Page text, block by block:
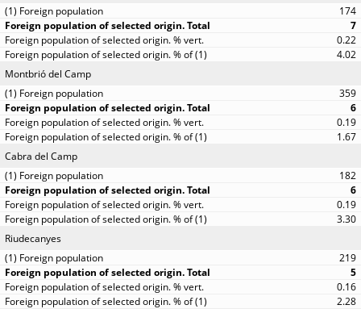
174
7
0.22
4.02
Montbrió del Camp
359
6
0.19
1.67
Cabra del Camp
182
6
0.19
3.30
Riudecanyes
219
5
0.16
2.28